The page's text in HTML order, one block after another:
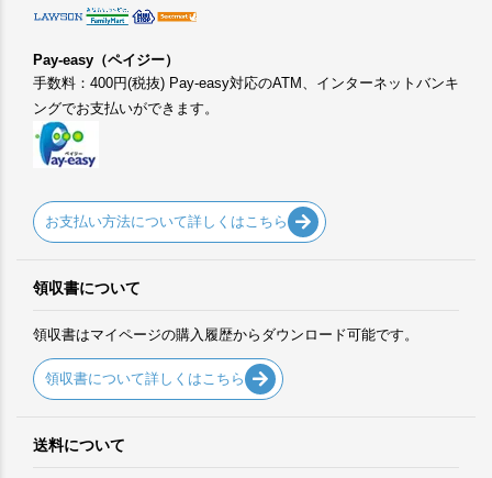
Pay-easy（ペイジー）
手数料：400円(税抜) Pay-easy対応のATM、インターネットバンキ
ングでお支払いができます。
お支払い方法について詳しくはこちら
領収書について
領収書はマイページの購入履歴からダウンロード可能です。
領収書について詳しくはこちら
送料について